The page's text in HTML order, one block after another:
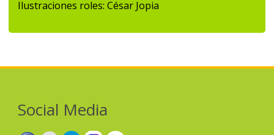
Ilustraciones roles: César Jopia
Social Media